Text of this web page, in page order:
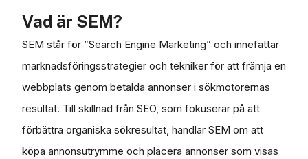
Vad är SEM?
SEM står för ”Search Engine Marketing” och innefattar
marknadsföringsstrategier och tekniker för att främja en
webbplats genom betalda annonser i sökmotorernas
resultat. Till skillnad från SEO, som fokuserar på att
förbättra organiska sökresultat, handlar SEM om att
köpa annonsutrymme och placera annonser som visas